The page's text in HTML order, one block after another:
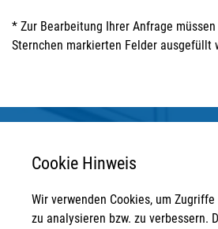
* Zur Bearbeitung Ihrer Anfrage
Sternchen markierten Felder ausgefüllt
Anschrift
Cookie Hinweis
Wir verwenden Cookies, um
zu analysieren bzw. zu verbessern.